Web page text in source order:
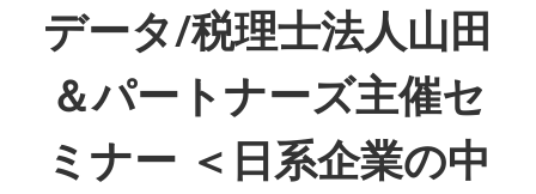
データ/税理士法人山田
＆パートナーズ主催セ
ミナー ＜日系企業の中